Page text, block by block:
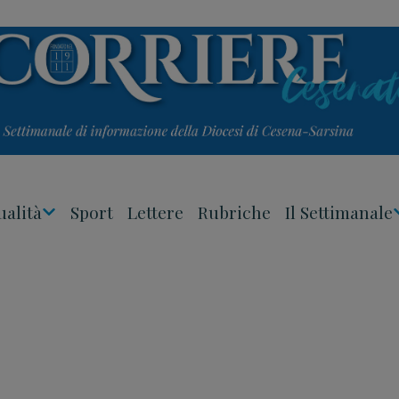
Sport Lettere Rubriche Il Settimanale